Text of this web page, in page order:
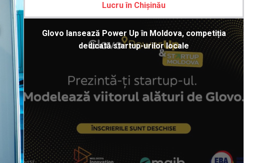
Lucru în Chișinău
Glovo lansează Power Up în Moldova, competiția
dedicată startup-urilor locale